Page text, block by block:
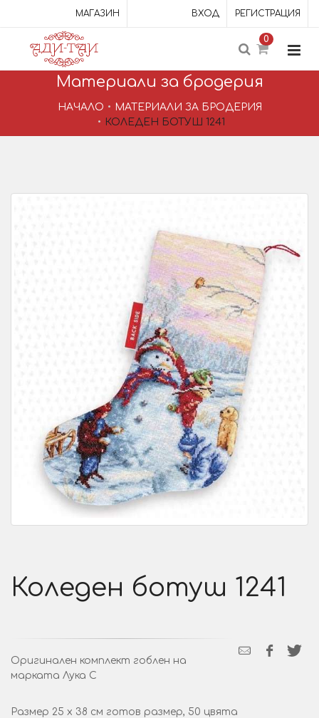
ВХОД РЕГИСТРАЦИЯ
МАГАЗИН
0
Материали за бродерия
НАЧАЛО
МАТЕРИАЛИ ЗА БРОДЕРИЯ
КОЛЕДЕН БОТУШ 1241
Коледен ботуш 1241
Оригинален комплект гоблен на
марката Лука С
Размер 25 х 38 см готов размер, 50 цвята